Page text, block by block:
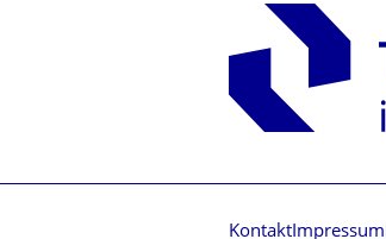
Kontakt Impressum